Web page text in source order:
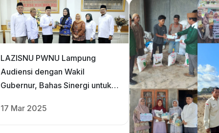
LAZISNU PWNU Lampung
Audiensi dengan Wakil
Gubernur, Bahas Sinergi untuk
17 Mar 2025